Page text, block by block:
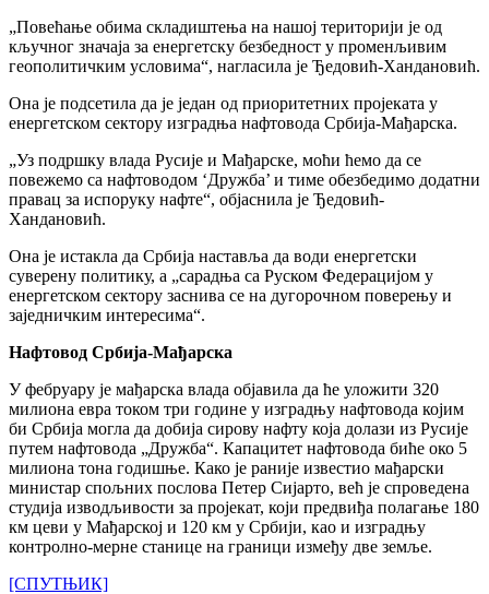
„Повећање обима складиштења на нашој територији је од
кључног значаја за енергетску безбедност у променљивим
геополитичким условима“, нагласила је Ђедовић-Хандановић.
Она је подсетила да је један од приоритетних пројеката у
енергетском сектору изградња нафтовода Србија-Мађарска.
„Уз подршку влада Русије и Мађарске, моћи ћемо да се
повежемо са нафтоводом ‘Дружба’ и тиме обезбедимо додатни
правац за испоруку нафте“, објаснила је Ђедовић-
Хандановић.
Она је истакла да Србија наставља да води енергетски
суверену политику, а „сарадња са Руском Федерацијом у
енергетском сектору заснива се на дугорочном поверењу и
заједничким интересима“.
Нафтовод Србија-Мађарска
У фебруару је мађарска влада објавила да ће уложити 320
милиона евра током три године у изградњу нафтовода којим
би Србија могла да добија сирову нафту која долази из Русије
путем нафтовода „Дружба“. Капацитет нафтовода биће око 5
милиона тона годишње. Како је раније известио мађарски
министар спољних послова Петер Сијарто, већ је спроведена
студија изводљивости за пројекат, који предвиђа полагање 180
км цеви у Мађарској и 120 км у Србији, као и изградњу
контролно-мерне станице на граници између две земље.
[СПУТЊИК]